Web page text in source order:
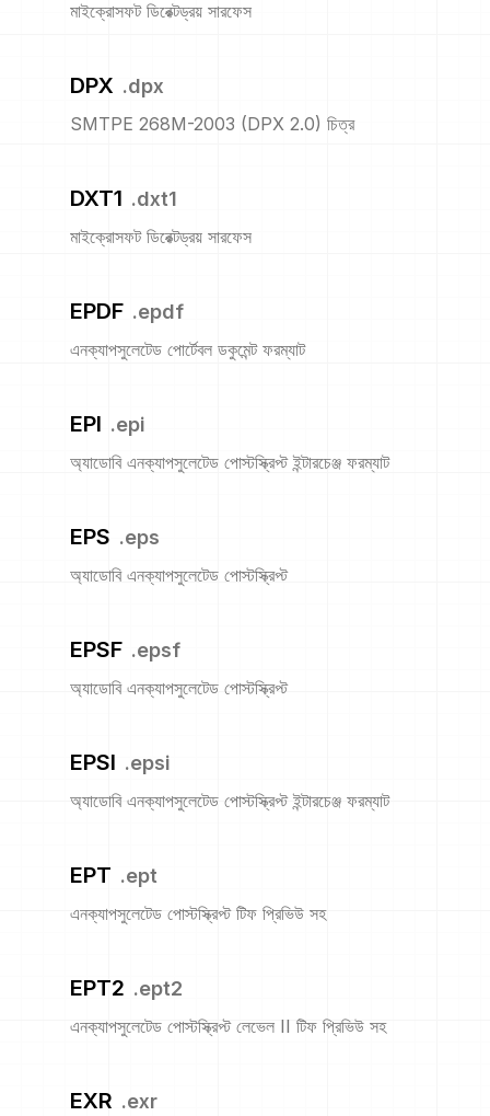
মাইক্রোসফট ডিরেক্টড্রয় সারফেস
DPX .dpx
SMTPE 268M-2003 (DPX 2.0) চিত্র
DXT1 .dxt1
মাইক্রোসফট ডিরেক্টড্রয় সারফেস
EPDF .epdf
এনক্যাপসুলেটেড পোর্টেবল ডকুমেন্ট ফরম্যাট
EPI .epi
অ্যাডোবি এনক্যাপসুলেটেড পোস্টস্ক্রিপ্ট ইন্টারচেঞ্জ ফরম্যাট
EPS .eps
অ্যাডোবি এনক্যাপসুলেটেড পোস্টস্ক্রিপ্ট
EPSF .epsf
অ্যাডোবি এনক্যাপসুলেটেড পোস্টস্ক্রিপ্ট
EPSI .epsi
অ্যাডোবি এনক্যাপসুলেটেড পোস্টস্ক্রিপ্ট ইন্টারচেঞ্জ ফরম্যাট
EPT .ept
এনক্যাপসুলেটেড পোস্টস্ক্রিপ্ট টিফ প্রিভিউ সহ
EPT2 .ept2
এনক্যাপসুলেটেড পোস্টস্ক্রিপ্ট লেভেল II টিফ প্রিভিউ সহ
EXR .exr